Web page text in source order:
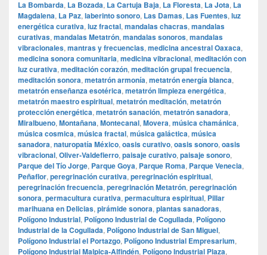
La Bombarda, La Bozada, La Cartuja Baja, La Floresta, La Jota, La
Magdalena, La Paz, laberinto sonoro, Las Damas, Las Fuentes, luz
energética curativa, luz fractal, mandalas chacras, mandalas
curativas, mandalas Metatrón, mandalas sonoros, mandalas
vibracionales, mantras y frecuencias, medicina ancestral Oaxaca,
medicina sonora comunitaria, medicina vibracional, meditación con
luz curativa, meditación corazón, meditación grupal frecuencia,
meditación sonora, metatrón armonía, metatrón energía blanca,
metatrón enseñanza esotérica, metatrón limpieza energética,
metatrón maestro espiritual, metatrón meditación, metatrón
protección energética, metatrón sanación, metatrón sanadora,
Miralbueno, Montañana, Montecanal, Movera, música chamánica,
música cosmica, música fractal, música galáctica, música
sanadora, naturopatía México, oasis curativo, oasis sonoro, oasis
vibracional, Oliver-Valdefierro, paisaje curativo, paisaje sonoro,
Parque del Tío Jorge, Parque Goya, Parque Roma, Parque Venecia,
Peñaflor, peregrinación curativa, peregrinación espiritual,
peregrinación frecuencia, peregrinación Metatrón, peregrinación
sonora, permacultura curativa, permacultura espiritual, Pillar
marihuana en Delicias, pirámide sonora, plantas sanadoras,
Polígono Industrial, Polígono Industrial de Cogullada, Polígono
Industrial de la Cogullada, Polígono Industrial de San Miguel,
Polígono Industrial el Portazgo, Polígono Industrial Empresarium,
Polígono Industrial Malpica-Alfindén, Polígono Industrial Plaza,